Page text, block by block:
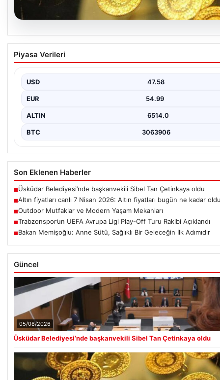
05.08.2026
Altın fiyatları canlı 7 Nisan 2026: Altın
oldu?
Piyasa Verileri
USD 47.58
EUR 54.99
ALTIN 6514.0
BTC 3063906
Son Eklenen Haberler
■Üsküdar Belediyesi’nde başkanvekili Sibel Tan Çetinkaya oldu
■Altın fiyatları canlı 7 Nisan 2026: Altın fiyatları bugün ne kadar
■Outdoor Mutfaklar ve Modern Yaşam Mekanları
■Trabzonspor’un UEFA Avrupa Ligi Play-Off Turu Rakibi Açıklandı
■Bakan Memişoğlu: Anne Sütü, Sağlıklı Bir Geleceğin İlk Adımıdır
Güncel
05/08/2026
Üsküdar Belediyesi’nde başkanvekili Sibel Tan Çetinkaya oldu